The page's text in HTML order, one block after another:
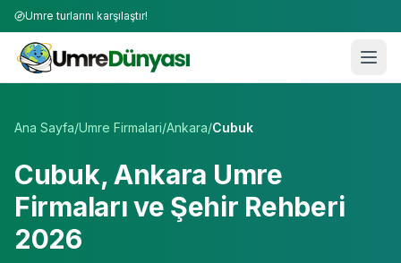
Umre turlarını karşılaştır!
Ana Sayfa/Umre Firmalari/Ankara/Cubuk
Cubuk,Ankara Umre
Firmaları ve Şehir Rehberi
2026